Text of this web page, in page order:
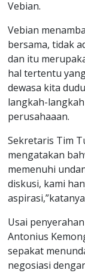
Vebian.
Vebian
bersama, tidak
dan itu
hal tertentu
dewasa kita
langkah-
perusahaaan.
Sekretaris Tim
mengatakan
memenuhi
diskusi, kami
aspirasi,”katanya
Usai
Antonius
sepakat
negosiasi